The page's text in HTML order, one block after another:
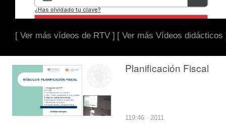
[ Ver más vídeos de RTV ] [ Ver más Vídeos didácticos
Planificación Fiscal
119:46 · 2011